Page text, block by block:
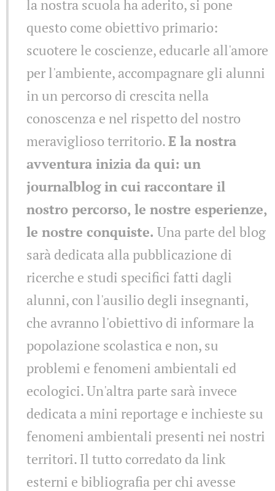
la nostra scuola ha aderito, si pone
questo come obiettivo primario:
scuotere le coscienze, educarle all'amore
per l'ambiente, accompagnare gli alunni
in un percorso di crescita nella
conoscenza e nel rispetto del nostro
meraviglioso territorio.E la nostra
avventura inizia da qui: un
journalblog in cui raccontare il
nostro percorso, le nostre esperienze,
le nostre conquiste. Una parte del blog
sarà dedicata alla pubblicazione di
ricerche e studi specifici fatti dagli
alunni, con l'ausilio degli insegnanti,
che avranno l'obiettivo di informare la
popolazione scolastica e non, su
problemi e fenomeni ambientali ed
ecologici. Un'altra parte sarà invece
dedicata a mini reportage e inchieste su
fenomeni ambientali presenti nei nostri
territori. Il tutto corredato da link
esterni e bibliografia per chi avesse